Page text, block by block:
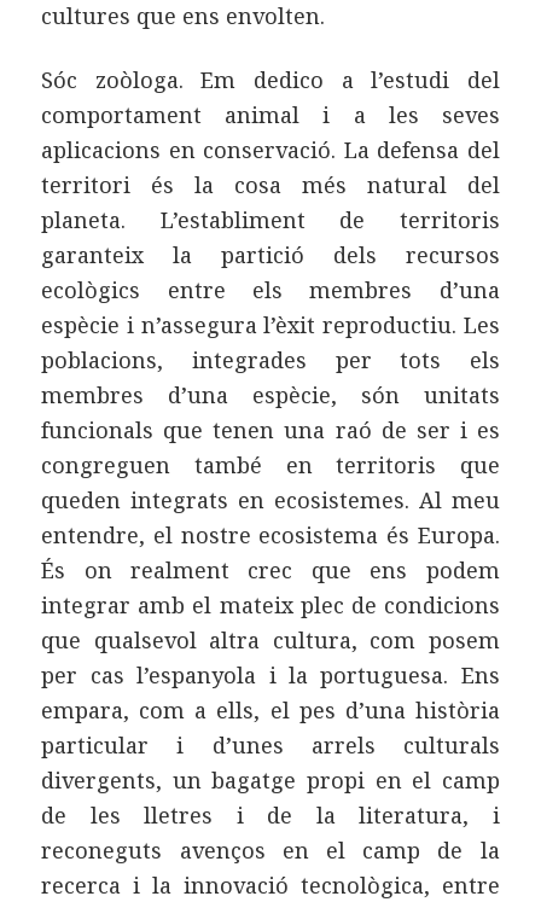
cultures que ens envolten.
Sóc zoòloga. Em dedico a l’estudi del
comportament animal i a les seves
aplicacions en conservació. La defensa del
territori és la cosa més natural del
planeta. L’establiment de territoris
garanteix la partició dels recursos
ecològics entre els membres d’una
espècie i n’assegura l’èxit reproductiu. Les
poblacions, integrades per tots els
membres d’una espècie, són unitats
funcionals que tenen una raó de ser i es
congreguen també en territoris que
queden integrats en ecosistemes. Al meu
entendre, el nostre ecosistema és Europa.
És on realment crec que ens podem
integrar amb el mateix plec de condicions
que qualsevol altra cultura, com posem
per cas l’espanyola i la portuguesa. Ens
empara, com a ells, el pes d’una història
particular i d’unes arrels culturals
divergents, un bagatge propi en el camp
de les lletres i de la literatura, i
reconeguts avenços en el camp de la
recerca i la innovació tecnològica, entre